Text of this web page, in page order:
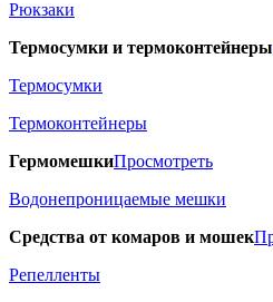
Рюкзаки
Термосумки и термоконтейнеры
Термосумки
Термоконтейнеры
ГермомешкиПросмотреть
Водонепроницаемые мешки
Средства от комаров и мошек
Репелленты